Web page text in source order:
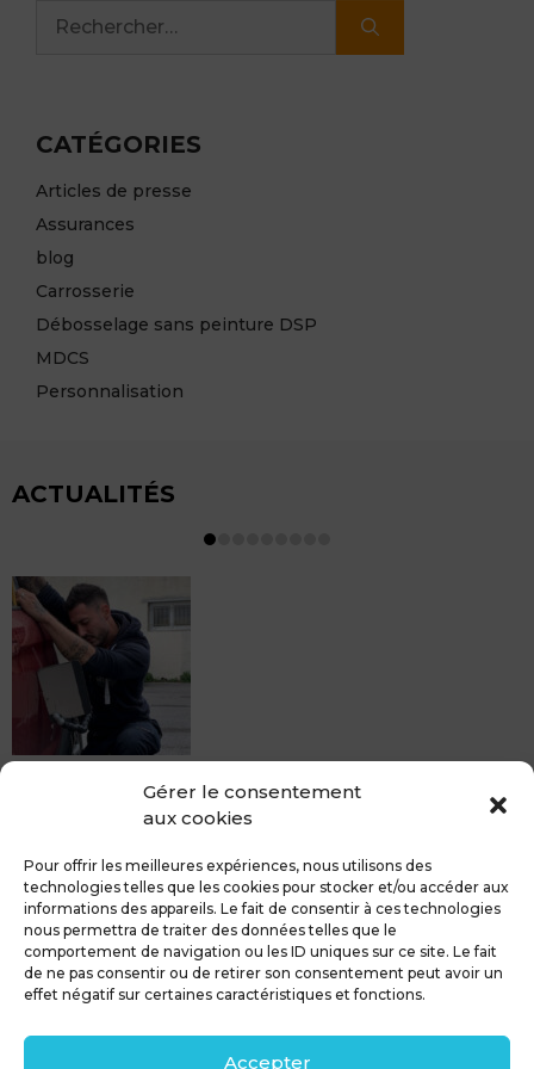
Gérer le consentement
aux cookies
Pour offrir les meilleures expériences, nous utilisons des
technologies telles que les cookies pour stocker et/ou accéder aux
informations des appareils. Le fait de consentir à ces technologies
nous permettra de traiter des données telles que le
comportement de navigation ou les ID uniques sur ce site. Le fait
de ne pas consentir ou de retirer son consentement peut avoir un
effet négatif sur certaines caractéristiques et fonctions.
Accepter
CATÉGORIES
Articles de presse
Assurances
blog
Carrosserie
Débosselage sans peinture DSP
MDCS
Personnalisation
ACTUALITÉS
peinture, sans rendez-vous mais Avec le sourire :)
du débosselage vous accueille sans rendez-...
MDCS GROUPE
Mentions légales
Confidentialité & RGPD
Contact